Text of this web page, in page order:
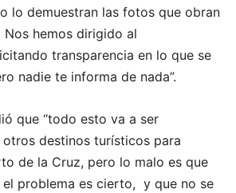
lo demuestran las fotos que obran
Nos hemos dirigido al
transparencia en lo que se
nadie te informa de nada”.
que “todo esto va a ser
destinos turísticos para
de la Cruz, pero lo malo es que
el problema es cierto, y que no se